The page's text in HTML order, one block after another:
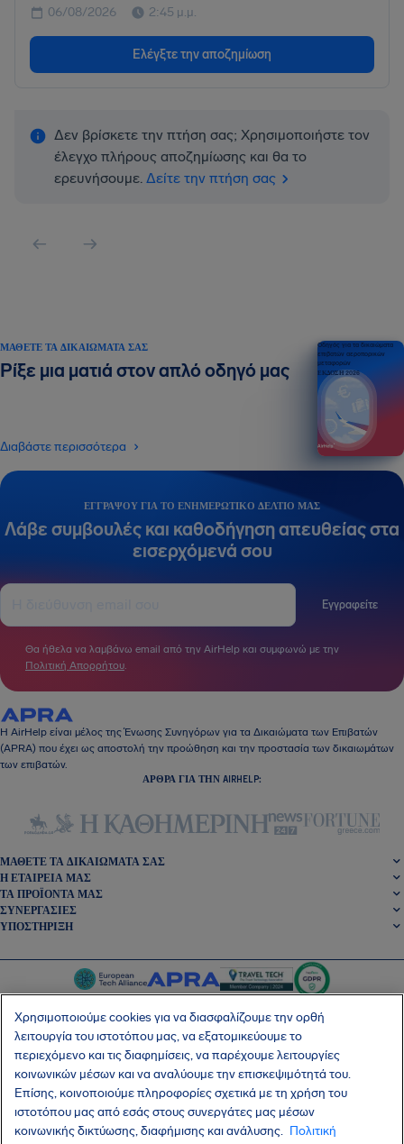
06/08/2026 2:45 μ.μ.
Ελέγξτε την αποζημίωση
Δεν βρίσκετε την πτήση σας; Χρησιμοποιήστε τον
έλεγχο πλήρους αποζημίωσης και θα το
ερευνήσουμε. Δείτε την πτήση σας
ΕΓΓΡΆΨΟΥ ΓΙΑ ΤΟ ΕΝΗΜΕΡΩΤΙΚΌ ΔΕΛΤΊΟ ΜΑΣ
Λάβε συμβουλές και καθοδήγηση απευθείας στα
εισερχόμενά σου
Εγγραφείτε
Θα ήθελα να λαμβάνω email από την AirHelp και συμφωνώ με την
Πολιτική Απορρήτου.
ΜΆΘΕΤΕ ΤΑ ΔΙΚΑΙΏΜΑΤΆ ΣΑΣ
Ρίξε μια ματιά στον απλό οδηγό μας
Διαβάστε περισσότερα
Οδηγός για τα δικαιώματα
επιβατών αεροπορικών
μεταφορών
ΕΚΔΟΣΗ 2026
Η AirHelp είναι μέλος της Ένωσης Συνηγόρων για τα Δικαιώματα των Επιβατών
(APRA) που έχει ως αποστολή την προώθηση και την προστασία των δικαιωμάτων
των επιβατών.
ΆΡΘΡΑ ΓΙΑ ΤΗΝ AIRHELP:
ΜΆΘΕΤΕ ΤΑ ΔΙΚΑΙΏΜΑΤΆ ΣΑΣ
Η ΕΤΑΙΡΕΊΑ ΜΑΣ
ΤΑ ΠΡΟΪΌΝΤΑ ΜΑΣ
ΣΥΝΕΡΓΑΣΊΕΣ
ΥΠΟΣΤΉΡΙΞΗ
SocialFacebook
SocialTwitter
SocialInstagram
SocialLinkedin
ΑΠΟΚΤΉΣΤΕ ΤΗ ΔΩΡΕΆΝ ΕΦΑΡΜΟΓΉ ΜΑΣ
Χρησιμοποιούμε cookies για να διασφαλίζουμε την ορθή
λειτουργία του ιστοτόπου μας, να εξατομικεύουμε το
περιεχόμενο και τις διαφημίσεις, να παρέχουμε λειτουργίες
κοινωνικών μέσων και να αναλύουμε την επισκεψιμότητά του.
Επίσης, κοινοποιούμε πληροφορίες σχετικά με τη χρήση του
ιστοτόπου μας από εσάς στους συνεργάτες μας μέσων
κοινωνικής δικτύωσης, διαφήμισης και ανάλυσης. Πολιτική